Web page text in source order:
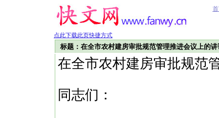
点此下载此页快捷方式
标题：在全市农村建房审批规范管理推进会议上的讲
在全市农村建房审批规范
同志们：